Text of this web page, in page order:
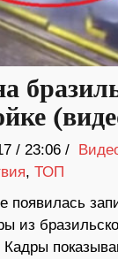
/ 23:06 /
, ТОП
появилась
из